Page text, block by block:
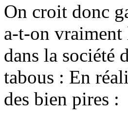
On croit donc
a-t-on
dans la société
tabous : En
des bien pires :